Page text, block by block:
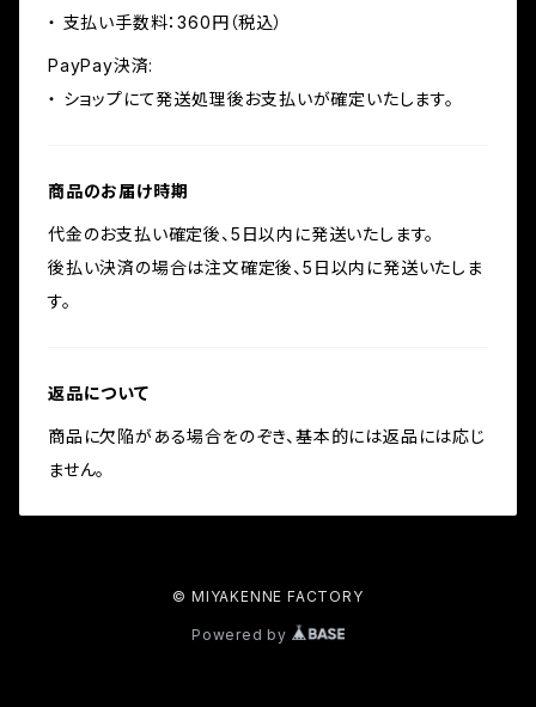
・ 支払い手数料：360円（税込）
PayPay決済:
・ ショップにて発送処理後お支払いが確定いたします。
商品のお届け時期
代金のお支払い確定後、5日以内に発送いたします。
後払い決済の場合は注文確定後、5日以内に発送いたしま
す。
返品について
商品に欠陥がある場合をのぞき、基本的には返品には応じ
ません。
© MIYAKENNE FACTORY
Powered by